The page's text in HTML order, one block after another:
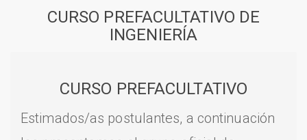
CURSO PREFACULTATIVO DE
INGENIERÍA
CURSO PREFACULTATIVO
Estimados/as postulantes, a continuación